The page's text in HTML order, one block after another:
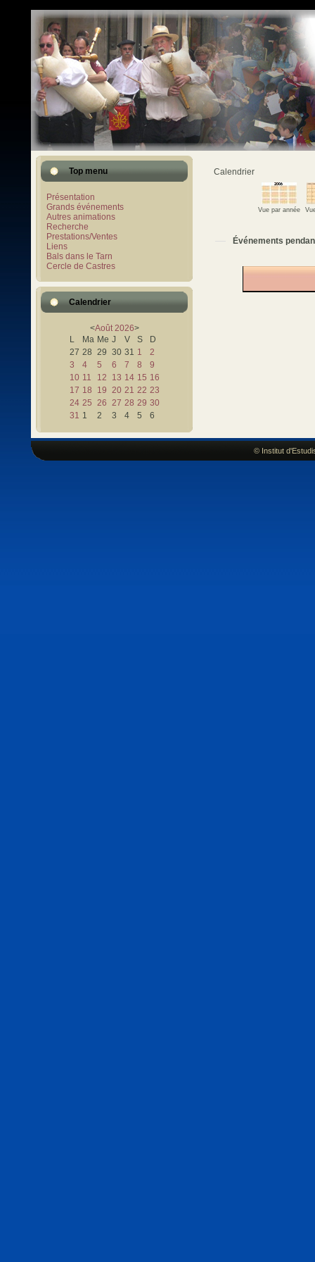
Top menu
Présentation
Grands événements
Autres animations
Recherche
Prestations/Ventes
Liens
Bals dans le Tarn
Cercle de Castres
Calendrier
<Août 2026>
L
Ma Me J V S
D
27 28 29 30 31 1
2
3
4 5 6 7 8
9
10 11 12 13 14 15 16
17 18 19 20 21 22 23
24 25 26 27 28 29 30
31 1 2 3 4 5 6
Calendrier
Vue par année
Événements
© Institut